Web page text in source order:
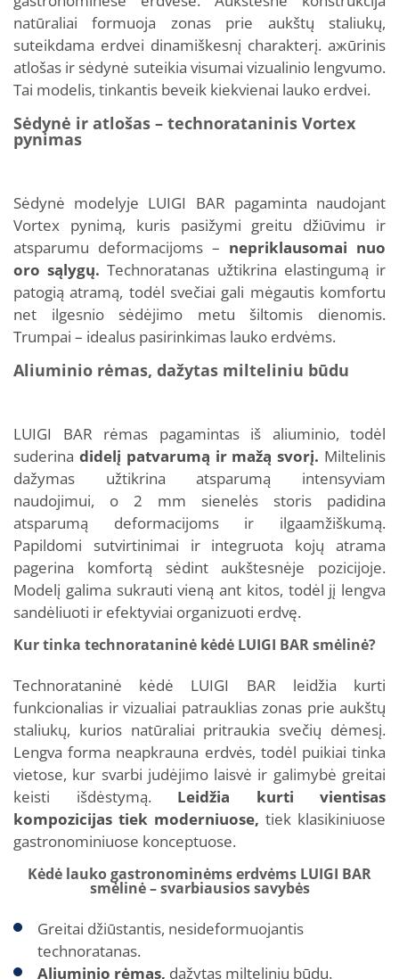
natūraliai formuoja zonas prie aukštų staliukų,
suteikdama erdvei dinamiškesnį charakterį. ажūrinis
atlošas ir sėdynė suteikia visumai vizualinio lengvumo.
Tai modelis, tinkantis beveik kiekvienai lauko erdvei.
Sėdynė ir atlošas – technorataninis Vortex
pynimas
Sėdynė modelyje LUIGI BAR pagaminta naudojant
Vortex pynimą, kuris pasižymi greitu džiūvimu ir
atsparumu deformacijoms – nepriklausomai nuo
oro sąlygų. Technoratanas užtikrina elastingumą ir
patogią atramą, todėl svečiai gali mėgautis komfortu
net ilgesnio sėdėjimo metu šiltomis dienomis.
Trumpai – idealus pasirinkimas lauko erdvėms.
Aliuminio rėmas, dažytas milteliniu būdu
LUIGI BAR rėmas pagamintas iš aliuminio, todėl
suderina didelį patvarumą ir mažą svorį. Miltelinis
dažymas užtikrina atsparumą intensyviam
naudojimui, o 2 mm sienelės storis padidina
atsparumą deformacijoms ir ilgaamžiškumą.
Papildomi sutvirtinimai ir integruota kojų atrama
pagerina komfortą sėdint aukštesnėje pozicijoje.
Modelį galima sukrauti vieną ant kitos, todėl jį lengva
sandėliuoti ir efektyviai organizuoti erdvę.
Kur tinka technorataninė kėdė LUIGI BAR smėlinė?
Technorataninė kėdė LUIGI BAR leidžia kurti
funkcionalias ir vizualiai patrauklias zonas prie aukštų
staliukų, kurios natūraliai pritraukia svečių dėmesį.
Lengva forma neapkrauna erdvės, todėl puikiai tinka
vietose, kur svarbi judėjimo laisvė ir galimybė greitai
keisti išdėstymą. Leidžia kurti vientisas
kompozicijas tiek moderniuose, tiek klasikiniuose
gastronominiuose konceptuose.
Kėdė lauko gastronominėms erdvėms LUIGI BAR
smėlinė – svarbiausios savybės
Greitai džiūstantis, nesideformuojantis
technoratanas.
Aliuminio rėmas, dažytas milteliniu būdu.